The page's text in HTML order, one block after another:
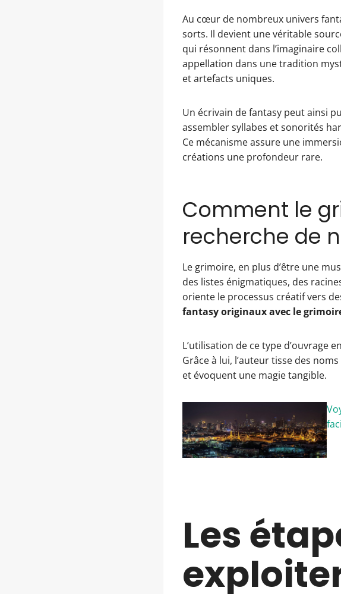
Au cœur de nombreux univers
sorts. Il devient une véritable
qui résonnent dans l’imaginaire
appellation dans une tradition
et artefacts uniques.
Un écrivain de fantasy peut ainsi
assembler syllabes et sonorités
Ce mécanisme assure une
créations une profondeur rare.
Comment le
recherche de
Le grimoire, en plus d’être une
des listes énigmatiques, des
oriente le processus créatif vers
fantasy originaux avec le
L’utilisation de ce type d’ouvrage
Grâce à lui, l’auteur tisse des
et évoquent une magie tangible.
Les